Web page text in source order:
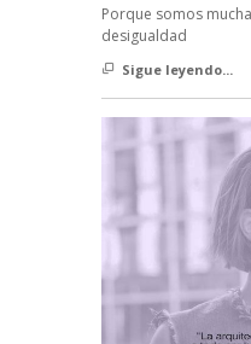
Porque somos
desigualdad
Sigue leyendo...